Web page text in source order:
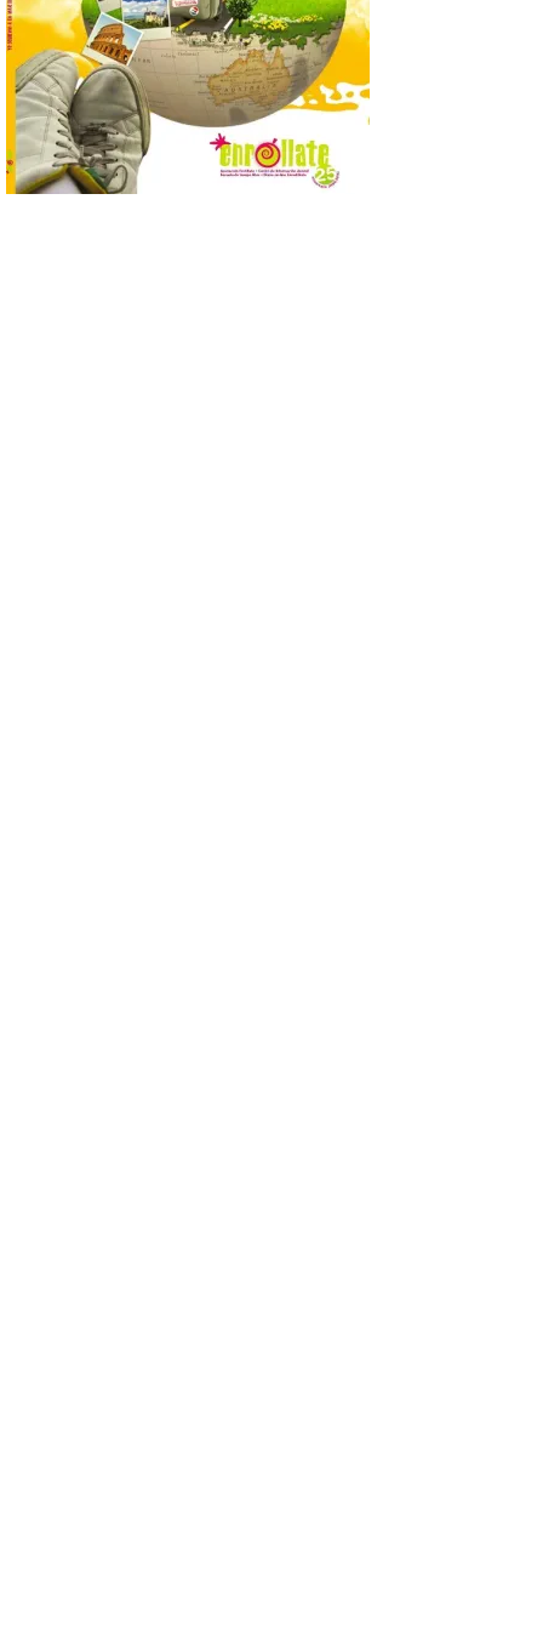
posición exacta del Sol y
así localizar el lugar ideal
para observar el eclipse
solar del 12 de agosto de 2026 sin
obstáculos. El visor es una herramienta a
la […]
Paradores renueva su